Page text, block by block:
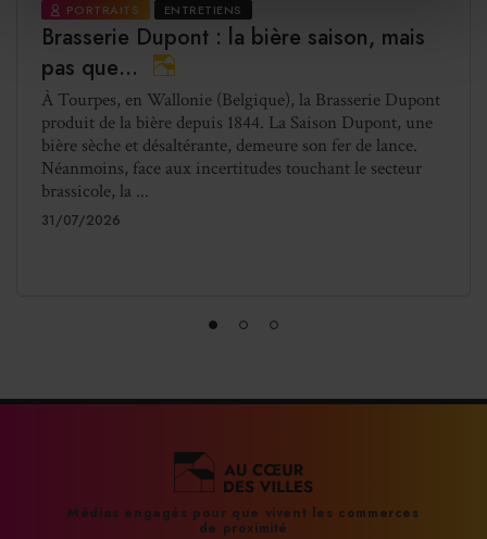
PORTRAITS ENTRETIENS
Brasserie Dupont : la bière saison, mais
pas que…
À Tourpes, en Wallonie (Belgique), la Brasserie Dupont
produit de la bière depuis 1844. La Saison Dupont, une
bière sèche et désaltérante, demeure son fer de lance.
Néanmoins, face aux incertitudes touchant le secteur
brassicole, la ...
31/07/2026
Médias engagés pour que vivent les commerces
de proximité